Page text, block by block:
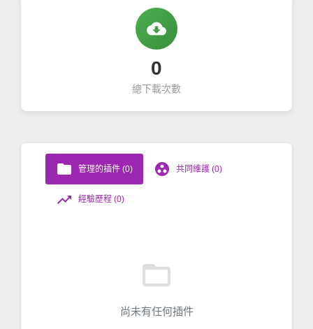
cloud_download
0
總下載次數
folder 管理的插件 (0) group_work 共同維護 (0)
trending_up 經驗歷程 (0)
folder_open
尚未有任何插件